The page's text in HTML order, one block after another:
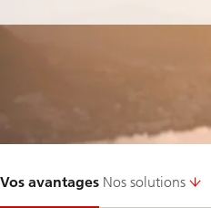
Vos avantages Nos solutions
1-